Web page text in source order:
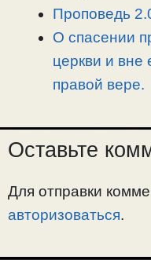
Проповедь
О спасении
церкви и вне
правой вере.
Оставьте
Для отправки
авторизоваться.